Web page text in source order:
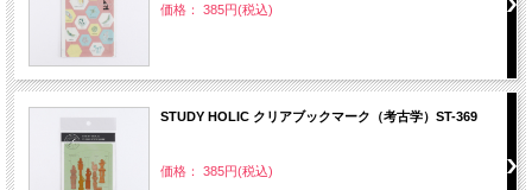
価格： 385円(税込)
STUDY HOLIC クリアブックマーク（考古学）ST-369
価格： 385円(税込)